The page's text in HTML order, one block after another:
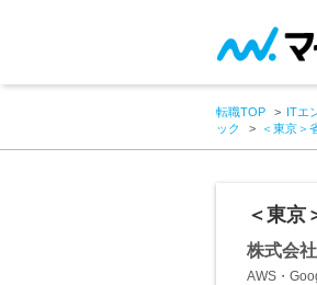
転職TOP ITエ
ック
＜東京＞
＜東京
株式会
AWS・